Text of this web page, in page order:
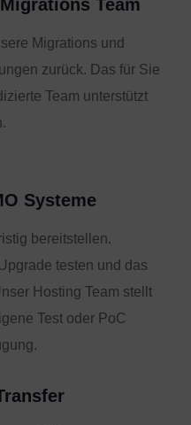
Team
Migrations und
zurück. Das für Sie
Team unterstützt
Systeme
bereitstellen.
testen und das
Hosting Team stellt
Test oder PoC